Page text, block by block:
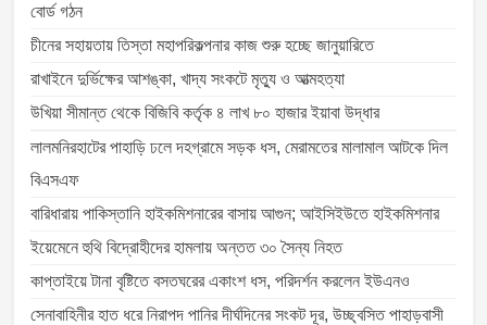
বোর্ড গঠন
চীনের সহায়তায় তিস্তা মহাপরিকল্পনার কাজ শুরু হচ্ছে জানুয়ারিতে
রাখাইনে দুর্ভিক্ষের আশঙ্কা, খাদ্য সংকটে মৃত্যু ও আত্মহত্যা
উখিয়া সীমান্ত থেকে বিজিবি কর্তৃক ৪ লাখ ৮০ হাজার ইয়াবা উদ্ধার
লালমনিরহাটের পাহাড়ি ঢলে দহগ্রামে সড়ক ধস, মেরামতের মালামাল আটকে দিল
বিএসএফ
বারিধারায় পাকিস্তানি হাইকমিশনারের বাসায় আগুন; আইসিইউতে হাইকমিশনার
ইয়েমেনে হুথি বিদ্রোহীদের হামলায় অন্তত ৩০ সৈন্য নিহত
কাপ্তাইয়ে টানা বৃষ্টিতে বসতঘরের একাংশ ধস, পরিদর্শন করলেন ইউএনও
সেনাবাহিনীর হাত ধরে নিরাপদ পানির দীর্ঘদিনের সংকট দূর, উচ্ছ্বসিত পাহাড়বাসী